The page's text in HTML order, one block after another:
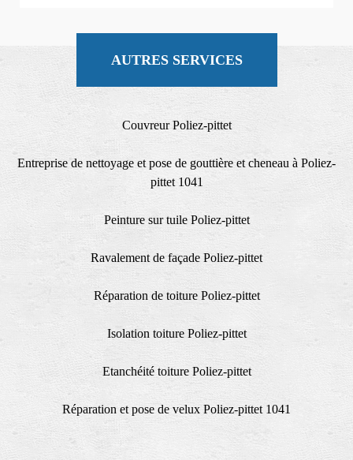
AUTRES SERVICES
Couvreur Poliez-pittet
Entreprise de nettoyage et pose de gouttière et cheneau à Poliez-
pittet 1041
Peinture sur tuile Poliez-pittet
Ravalement de façade Poliez-pittet
Réparation de toiture Poliez-pittet
Isolation toiture Poliez-pittet
Etanchéité toiture Poliez-pittet
Réparation et pose de velux Poliez-pittet 1041